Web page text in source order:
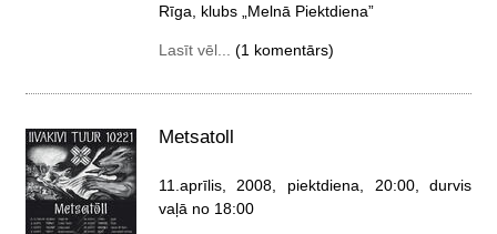
Rīga, klubs „Melnā Piektdiena”
Lasīt vēl... (1 komentārs)
Metsatoll
11.aprīlis, 2008, piektdiena, 20:00, durvis
vaļā no 18:00